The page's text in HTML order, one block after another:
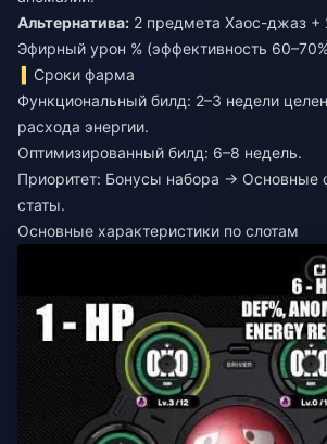
Альтернатива: 2 предмета Хаос-джаз +
Эфирный урон % (эффективность
Сроки фарма
Функциональный билд: 2–3 недели
расхода энергии.
Оптимизированный билд: 6–8 недель.
Приоритет: Бонусы набора → Основные
статы.
Основные характеристики по слотам